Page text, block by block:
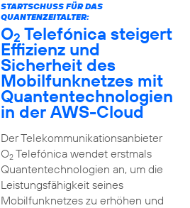
STARTSCHUSS FÜR DAS
QUANTENZEITALTER:
O2 Telefónica steigert
Effizienz und
Sicherheit des
Mobilfunknetzes mit
Quantentechnologien
in der AWS-Cloud
Der Telekommunikationsanbieter
O2Telefónica wendet erstmals
Quantentechnologien an, um die
Leistungsfähigkeit seines
Mobilfunknetzes zu erhöhen und